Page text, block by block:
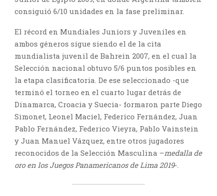
consiguió 6/10 unidades en la fase preliminar.
El récord en Mundiales Juniors y Juveniles en
ambos géneros sigue siendo el de la cita
mundialista juvenil de Bahrein 2007, en el cual la
Selección nacional obtuvo 5/6 puntos posibles en
la etapa clasificatoria. De ese seleccionado -que
terminó el torneo en el cuarto lugar detrás de
Dinamarca, Croacia y Suecia- formaron parte Diego
Simonet, Leonel Maciel, Federico Fernández, Juan
Pablo Fernández, Federico Vieyra, Pablo Vainstein
y Juan Manuel Vázquez, entre otros jugadores
reconocidos de la Selección Masculina –medalla de
oro en los Juegos Panamericanos de Lima 2019-.